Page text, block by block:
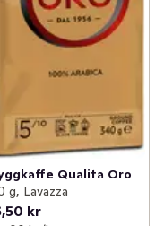
Qualita Oro
g, Lavazza
kr